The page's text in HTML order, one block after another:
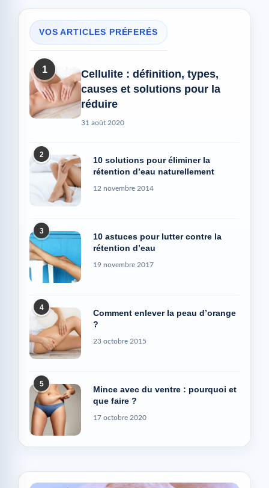
VOS ARTICLES PRÉFERÉS
1
Cellulite : définition, types,
causes et solutions pour la
réduire
31 août 2020
2
10 solutions pour éliminer la
rétention d’eau naturellement
12 novembre 2014
3
10 astuces pour lutter contre la
rétention d’eau
19 novembre 2017
4
Comment enlever la peau d’orange
?
23 octobre 2015
5
Mince avec du ventre : pourquoi et
que faire ?
17 octobre 2020